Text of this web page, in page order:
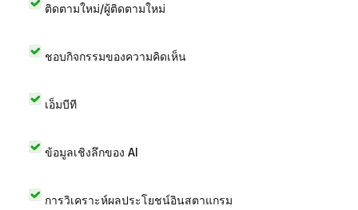
ติดตามใหม่/ผู้ติดตามใหม่
ชอบกิจกรรมของความคิดเห็น
เอ็มบีที
ข้อมูลเชิงลึกของ AI
การวิเคราะห์ผลประโยชน์อินสตาแกรม